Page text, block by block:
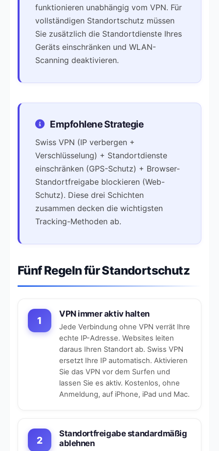
funktionieren unabhängig vom VPN. Für
vollständigen Standortschutz müssen
Sie zusätzlich die Standortdienste Ihres
Geräts einschränken und WLAN-
Scanning deaktivieren.
Empfohlene Strategie
Swiss VPN (IP verbergen +
Verschlüsselung) + Standortdienste
einschränken (GPS-Schutz) + Browser-
Standortfreigabe blockieren (Web-
Schutz). Diese drei Schichten
zusammen decken die wichtigsten
Tracking-Methoden ab.
Fünf Regeln für Standortschutz
1
VPN immer aktiv halten
Jede Verbindung ohne VPN verrät Ihre
echte IP-Adresse. Websites leiten
daraus Ihren Standort ab. Swiss VPN
ersetzt Ihre IP automatisch. Aktivieren
Sie das VPN vor dem Surfen und
lassen Sie es aktiv. Kostenlos, ohne
Anmeldung, auf iPhone, iPad und Mac.
2
Standortfreigabe standardmäßig
ablehnen